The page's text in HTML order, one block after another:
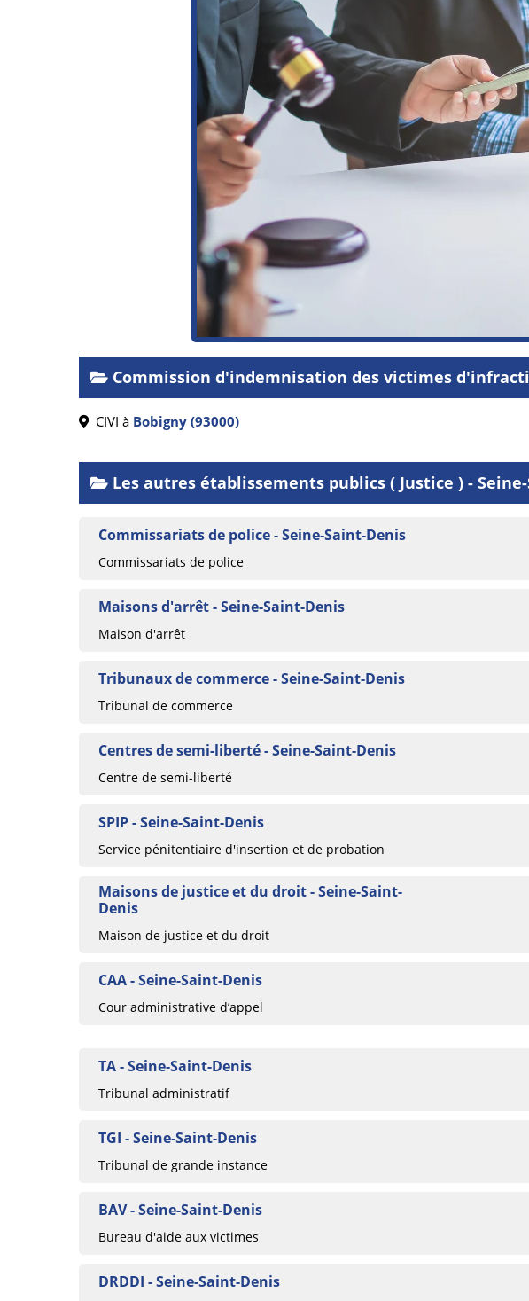
Commission d'indemnisation des victimes
CIVI à Bobigny (93000)
Les autres établissements publics ( Justice ) -
Commissariats de police - Seine-Saint-Denis
Commissariats de police
Maisons d'arrêt - Seine-Saint-Denis
Maison d'arrêt
Tribunaux de commerce - Seine-Saint-Denis
Tribunal de commerce
Centres de semi-liberté - Seine-Saint-Denis
Centre de semi-liberté
SPIP - Seine-Saint-Denis
Service pénitentiaire d'insertion et de probation
Maisons de justice et du droit - Seine-Saint-
Denis
Maison de justice et du droit
CAA - Seine-Saint-Denis
Cour administrative d’appel
TA - Seine-Saint-Denis
Tribunal administratif
TGI - Seine-Saint-Denis
Tribunal de grande instance
BAV - Seine-Saint-Denis
Bureau d'aide aux victimes
DRDDI - Seine-Saint-Denis